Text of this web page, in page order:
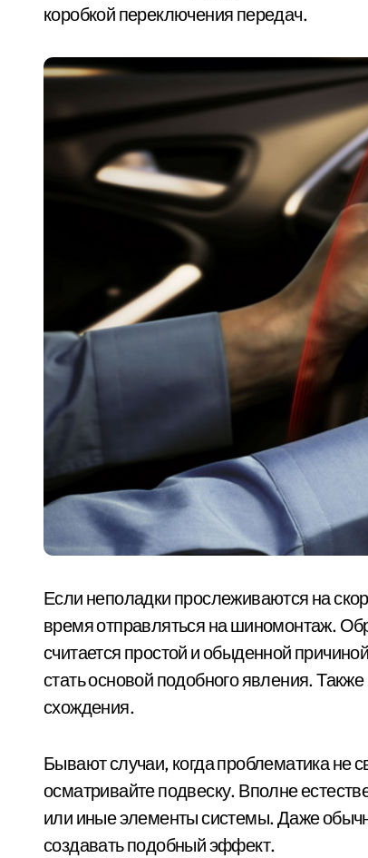
коробкой переключения передач.
Если неполадки прослеживаются на
время отправляться на шиномонтаж.
считается простой и обыденной
стать основой подобного явления.
схождения.
Бывают случаи, когда проблематика не
осматривайте подвеску. Вполне
или иные элементы системы. Даже
создавать подобный эффект.